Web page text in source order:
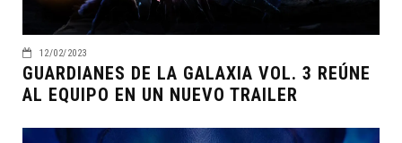
12/02/2023
GUARDIANES DE LA GALAXIA VOL. 3 REÚNE
AL EQUIPO EN UN NUEVO TRAILER